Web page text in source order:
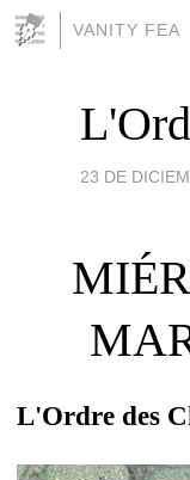
VANITY FEA
23 DE
L'Ordre des